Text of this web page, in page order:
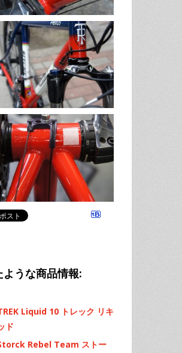
ような商品情報:
Liquid 10 トレック リキ
ド
Rebel Team ストー